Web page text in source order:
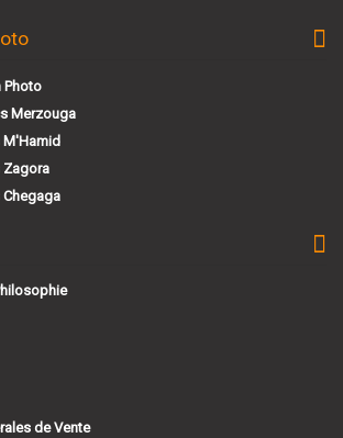
Photo
Merzouga
M'Hamid
Zagora
Chegaga
de Vente